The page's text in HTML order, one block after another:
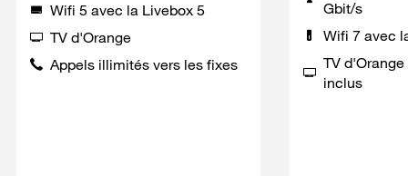
Wifi 5 avec la Livebox 5
TV d'Orange
Appels illimités vers les fixes
Gbit/s
Wifi 7 avec
TV
inclus